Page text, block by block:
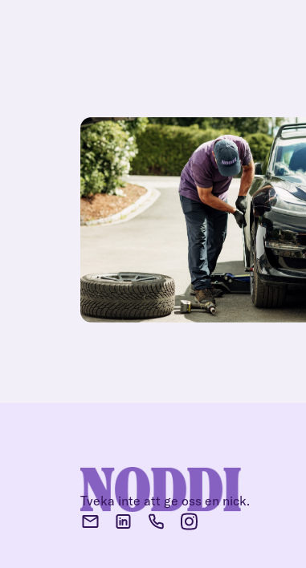
Tveka inte att ge oss en nick.